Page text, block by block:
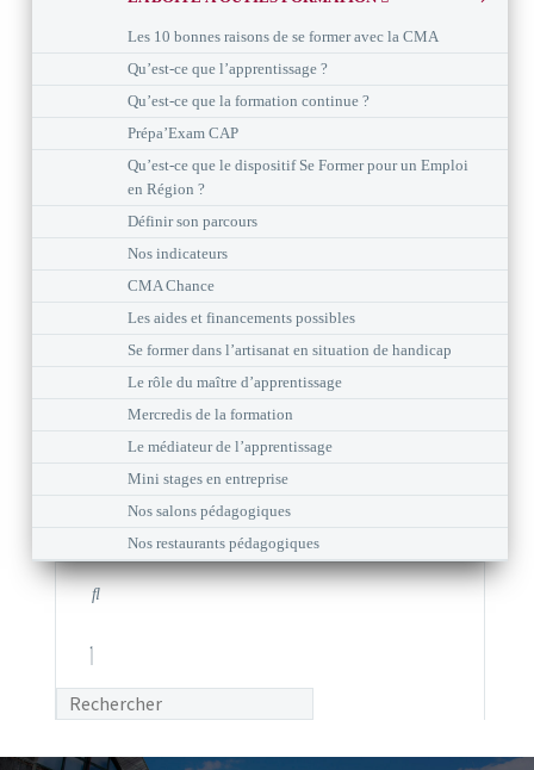
Les 10 bonnes raisons de se former avec la CMA
Qu’est-ce que l’apprentissage ?
Qu’est-ce que la formation continue ?
Prépa’Exam CAP
Qu’est-ce que le dispositif Se Former pour un Emploi
en Région ?
Définir son parcours
Nos indicateurs
CMA Chance
Les aides et financements possibles
Se former dans l’artisanat en situation de handicap
Le rôle du maître d’apprentissage
Mercredis de la formation
Le médiateur de l’apprentissage
Mini stages en entreprise
Nos salons pédagogiques
Nos restaurants pédagogiques